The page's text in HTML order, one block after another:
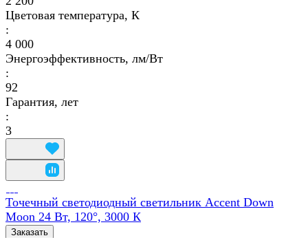
Цветовая температура, К
:
4 000
Энергоэффективность, лм/Вт
:
92
Гарантия, лет
:
3
Точечный светодиодный светильник Accent Down
Moon 24 Вт, 120°, 3000 К
Заказать